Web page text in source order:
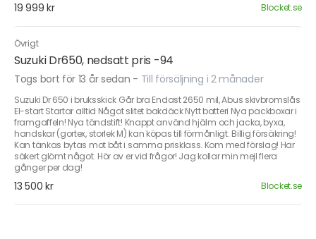
19 999 kr Blocket.se
Övrigt
Suzuki Dr650, nedsatt pris -94
Togs bort för 13 år sedan - Till försäljning i 2 månader
Suzuki Dr 650 i bruksskick Går bra Endast 2650 mil, Abus skivbromslås
El-start Startar alltid Något slitet bakdäck Nytt batteri Nya packboxar i
framgaffeln! Nya tändstift! Knappt använd hjälm och jacka, byxa,
handskar (gortex, storlek M) kan köpas till förmånligt. Billig försäkring!
Kan tänkas bytas mot båt i samma prisklass. Kom med förslag! Har
säkert glömt något. Hör av er vid frågor! Jag kollar min mejl flera
gånger per dag!
13 500 kr Blocket.se